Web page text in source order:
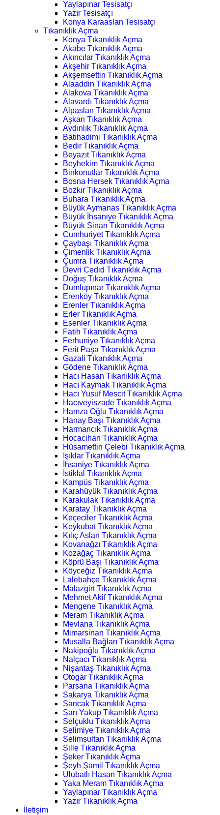
Yaylapınar Tesisatçı
Yazır Tesisatçı
Konya Karaaslan Tesisatçı
Tıkanıklık Açma
Konya Tıkanıklık Açma
Akabe Tıkanıklık Açma
Akıncılar Tıkanıklık Açma
Akşehir Tıkanıklık Açma
Akşemsettin Tıkanıklık Açma
Alaaddin Tıkanıklık Açma
Alakova Tıkanıklık Açma
Alavardı Tıkanıklık Açma
Alpaslan Tıkanıklık Açma
Aşkan Tıkanıklık Açma
Aydınlık Tıkanıklık Açma
Batıhadimi Tıkanıklık Açma
Bedir Tıkanıklık Açma
Beyazıt Tıkanıklık Açma
Beyhekim Tıkanıklık Açma
Binkonutlar Tıkanıklık Açma
Bosna Hersek Tıkanıklık Açma
Bozkır Tıkanıklık Açma
Buhara Tıkanıklık Açma
Büyük Aymanas Tıkanıklık Açma
Büyük İhsaniye Tıkanıklık Açma
Büyük Sinan Tıkanıklık Açma
Cumhuriyet Tıkanıklık Açma
Çaybaşı Tıkanıklık Açma
Çimenlik Tıkanıklık Açma
Çumra Tıkanıklık Açma
Devri Cedid Tıkanıklık Açma
Doğuş Tıkanıklık Açma
Dumlupınar Tıkanıklık Açma
Erenköy Tıkanıklık Açma
Erenler Tıkanıklık Açma
Erler Tıkanıklık Açma
Esenler Tıkanıklık Açma
Fatih Tıkanıklık Açma
Ferhuniye Tıkanıklık Açma
Ferit Paşa Tıkanıklık Açma
Gazali Tıkanıklık Açma
Gödene Tıkanıklık Açma
Hacı Hasan Tıkanıklık Açma
Hacı Kaymak Tıkanıklık Açma
Hacı Yusuf Mescit Tıkanıklık Açma
Hacıveyiszade Tıkanıklık Açma
Hamza Oğlu Tıkanıklık Açma
Hanay Başı Tıkanıklık Açma
Harmancık Tıkanıklık Açma
Hocacihan Tıkanıklık Açma
Hüsamettin Çelebi Tıkanıklık Açma
Işıklar Tıkanıklık Açma
İhsaniye Tıkanıklık Açma
İstiklal Tıkanıklık Açma
Kampüs Tıkanıklık Açma
Karahüyük Tıkanıklık Açma
Karakulak Tıkanıklık Açma
Karatay Tıkanıklık Açma
Keçeciler Tıkanıklık Açma
Keykubat Tıkanıklık Açma
Kılıç Aslan Tıkanıklık Açma
Kovanağzı Tıkanıklık Açma
Kozağaç Tıkanıklık Açma
Köprü Başı Tıkanıklık Açma
Köyceğiz Tıkanıklık Açma
Lalebahçe Tıkanıklık Açma
Malazgirt Tıkanıklık Açma
Mehmet Akif Tıkanıklık Açma
Mengene Tıkanıklık Açma
Meram Tıkanıklık Açma
Mevlana Tıkanıklık Açma
Mimarsinan Tıkanıklık Açma
Musalla Bağları Tıkanıklık Açma
Nakipoğlu Tıkanıklık Açma
Nalçacı Tıkanıklık Açma
Nişantaş Tıkanıklık Açma
Otogar Tıkanıklık Açma
Parsana Tıkanıklık Açma
Sakarya Tıkanıklık Açma
Sancak Tıkanıklık Açma
Sarı Yakup Tıkanıklık Açma
Selçuklu Tıkanıklık Açma
Selimiye Tıkanıklık Açma
Selimsultan Tıkanıklık Açma
Sille Tıkanıklık Açma
Şeker Tıkanıklık Açma
Şeyh Şamil Tıkanıklık Açma
Ulubatlı Hasan Tıkanıklık Açma
Yaka Meram Tıkanıklık Açma
Yaylapınar Tıkanıklık Açma
Yazır Tıkanıklık Açma
İletişim